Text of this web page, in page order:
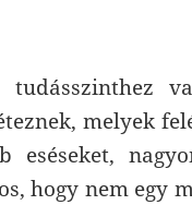
melyek
hogy nem egy